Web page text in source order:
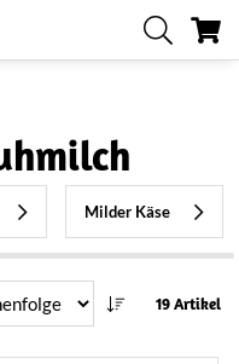
Milder Käse
19 Artikel